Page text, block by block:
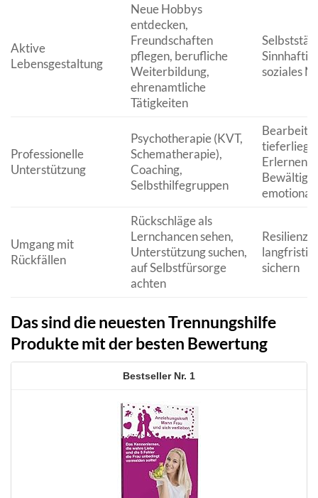
Aktive
Lebensgestaltung
Neue Hobbys
entdecken,
Freundschaften
pflegen, berufliche
Weiterbildung,
ehrenamtliche
Tätigkeiten
soziales
Professionelle
Unterstützung
Psychotherapie (KVT,
Schematherapie),
Coaching,
Selbsthilfegruppen
Erlernen
Umgang mit
Rückfällen
Rückschläge als
Lernchancen sehen,
Unterstützung suchen,
auf Selbstfürsorge
achten
Resilienz
sichern
Das sind die neuesten Trennungshilfe
Produkte mit der besten Bewertung
1